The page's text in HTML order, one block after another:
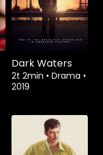
Dark Waters
2t 2min • Drama •
2019